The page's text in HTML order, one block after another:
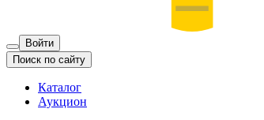
Войти
Поиск по сайту
Каталог
Аукцион